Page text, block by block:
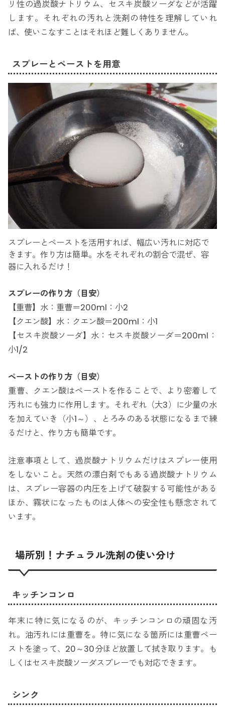
リ性の過炭酸ナトリウム、セスキ炭酸ソーダなどが活躍
します。それぞれの汚れと洗剤の特性を理解していれ
ば、使いこなすことはそれほど難しくありません。
スプレーとペーストを用意
スプレーとペーストを活用すれば、幅広い汚れに対応で
きます。作り方は簡単。水をそれぞれの割合で混ぜ、容
器に入れるだけ！
スプレーの作り方（目安）
【重曹】水：重曹＝200ml：小2
【クエン酸】水：クエン酸＝200ml：小1
【セスキ炭酸ソーダ】水：セスキ炭酸ソーダ＝200ml：
小1/2
ペーストの作り方（目安）
重曹、クエン酸はペーストを作ることで、より密着して
汚れにも強力に作用します。それぞれ（大3）に少量の水
を加えていき（小1～）、とろみのある状態になるまで練
るだけと、作り方も簡単です。
注意事項として、過炭酸ナトリウムだけはスプレー使用
をしないこと。天然の漂白剤でもある過炭酸ナトリウム
は、スプレー容器の内圧を上げて破裂する可能性がある
ほか、霧状になったものは人体への安全性も懸念されて
います。
場所別！ナチュラル洗剤の使い分け
キッチンコンロ
年末に特に気になるのが、キッチンコンロの頑固な汚
れ。油汚れには重曹を。特に気になる箇所には重曹ペー
ストを塗って、20～30分ほど放置して拭き取ります。も
しくはセスキ炭酸ソーダスプレーでも対応できます。
シンク